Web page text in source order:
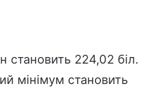
становить 224,02 біл.
мінімум становить